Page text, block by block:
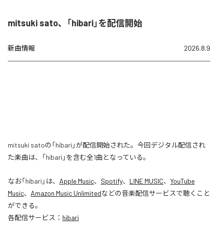
mitsuki sato、「hibari」を配信開始
新曲情報 2026.8.9
mitsuki satoの「hibari」が配信開始された。今回デジタル配信され
た楽曲は、「hibari」を含む全1曲となっている。
なお「hibari 」は、 Apple Music、 Spotify、 LINE MUSIC、 YouTube
Music、 Amazon Music Unlimitedなどの音楽配信サービスで聴くこと
ができる。
各配信サービス： hibari